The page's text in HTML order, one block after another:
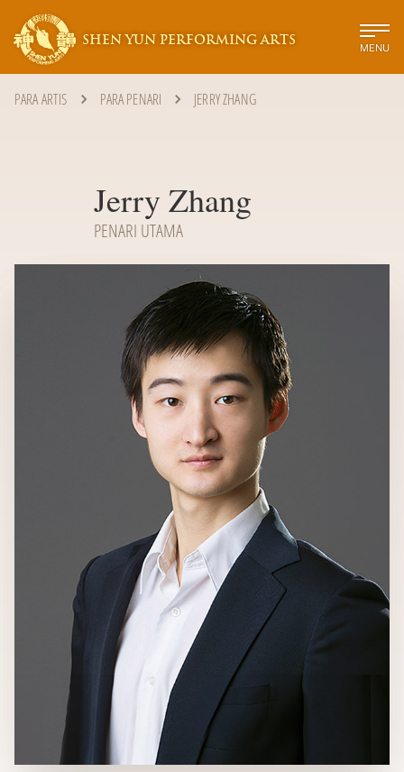
SHEN YUN PERFORMING ARTS MENU
PARA ARTIS PARA PENARI JERRY ZHANG
Jerry Zhang
PENARI UTAMA